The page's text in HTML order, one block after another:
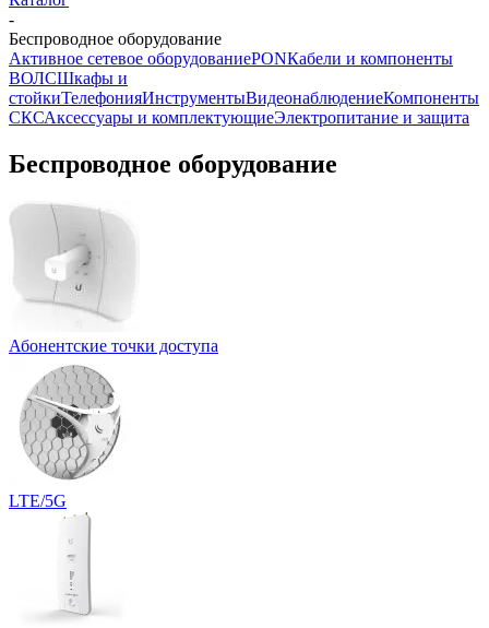
-
Беспроводное оборудование
Активное сетевое оборудованиеPONКабели и компоненты
ВОЛСШкафы и
стойкиТелефонияИнструментыВидеонаблюдениеКомпоненты
СКСАксессуары и комплектующиеЭлектропитание и защита
Беспроводное оборудование
Абонентские точки доступа
LTE/5G